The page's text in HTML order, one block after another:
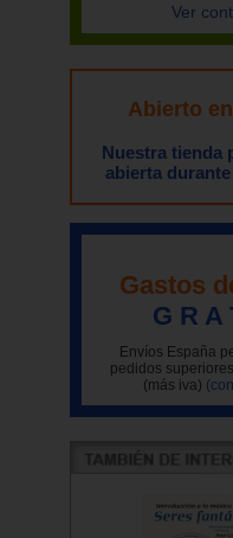
Ver
Abierto
Nuestra tienda
abierta
Gastos
G R A
Envíos España
pedidos
(más iva)